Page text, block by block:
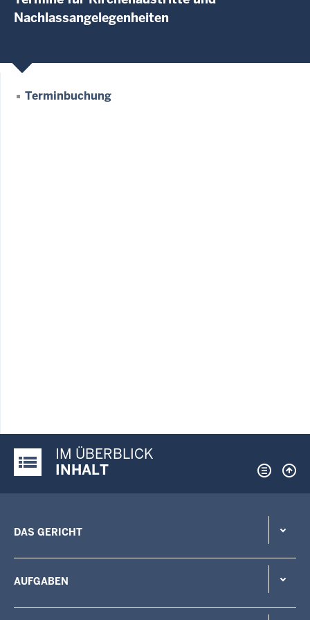
Nachlassangelegenheiten
Terminbuchung
Justiz-Portal im Überblick:
IM ÜBERBLICK
INHALT
DAS GERICHT
AUFGABEN